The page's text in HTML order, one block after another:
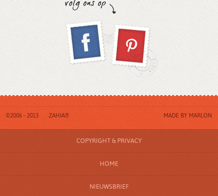
©2006 - 2013 ZAHIA® MADE BY MARLON
COPYRIGHT & PRIVACY
HOME
NIEUWSBRIEF